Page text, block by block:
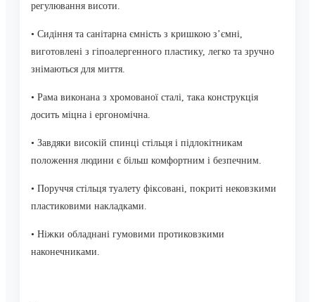
регулювання висоти.
• Сидіння та санітарна ємність з кришкою з’ємні,
виготовлені з гіпоалергенного пластику, легко та зручно
знімаються для миття.
• Рама виконана з хромованої сталі, така конструкція
досить міцна і ергономічна.
• Завдяки високій спинці стільця і ​​підлокітникам
положення людини є більш комфортним і безпечним.
• Поруччя стільця туалету фіксовані, покриті нековзкими
пластиковими накладками.
• Ніжки обладнані гумовими протиковзкими
наконечниками.